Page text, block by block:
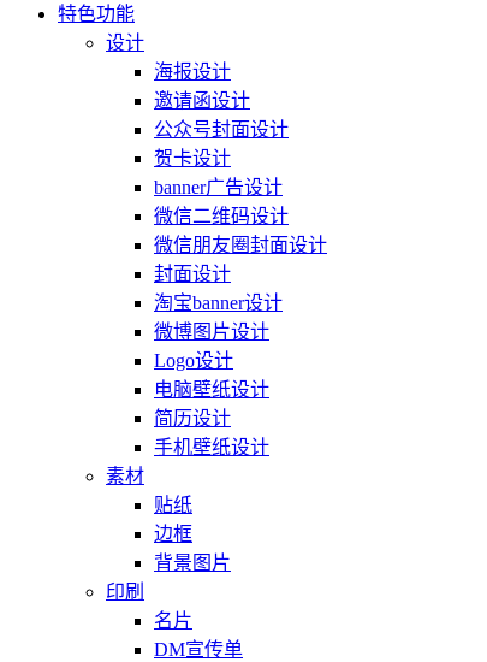
特色功能
设计
海报设计
邀请函设计
公众号封面设计
贺卡设计
banner广告设计
微信二维码设计
微信朋友圈封面设计
封面设计
淘宝banner设计
微博图片设计
Logo设计
电脑壁纸设计
简历设计
手机壁纸设计
素材
贴纸
边框
背景图片
印刷
名片
DM宣传单